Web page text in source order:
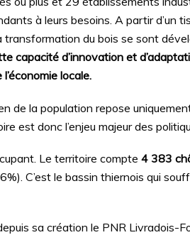
à leurs besoins. A partir d’un
du bois se sont
capacité d’innovation et
locale.
de la population repose
est donc l’enjeu majeur des
Le territoire compte4 383
C’est le bassin thiernois qui
sa création le PNR Livradois-